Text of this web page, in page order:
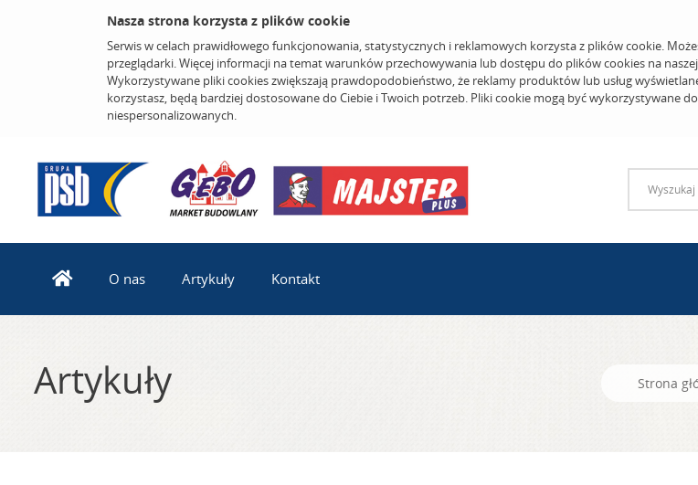
Nasza strona korzysta z plików cookie
Serwis w celach prawidłowego funkcjonowania, statystycznych i reklamowych korzysta z plików cookie.
przeglądarki. Więcej informacji na temat warunków przechowywania lub dostępu do plików cookies na
Wykorzystywane pliki cookies zwiększają prawdopodobieństwo, że reklamy produktów lub usług
korzystasz, będą bardziej dostosowane do Ciebie i Twoich potrzeb. Pliki cookie mogą być wykorzystywane
niespersonalizowanych.
O nas Artykuły Kontakt
Artykuły Strona